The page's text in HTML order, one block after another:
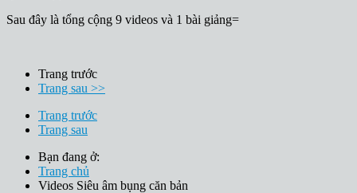
Sau đây là tổng cộng 9 videos và 1 bài giảng=
Trang trước
Trang sau >>
Trang trước
Trang sau
Bạn đang ở:
Trang chủ
Videos Siêu âm bụng căn bản